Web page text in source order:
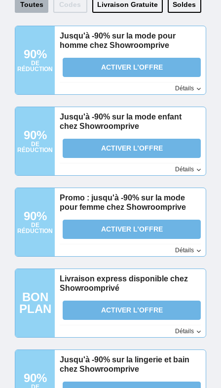
Toutes Codes Livraison Gratuite Soldes
90%
DE
RÉDUCTION
Jusqu'à -90% sur la mode pour
homme chez Showroomprive
ACTIVER L’OFFRE
Détails
90%
DE
RÉDUCTION
Jusqu'à -90% sur la mode enfant
chez Showroomprive
ACTIVER L’OFFRE
Détails
90%
DE
RÉDUCTION
Promo : jusqu'à -90% sur la mode
pour femme chez Showroomprive
ACTIVER L’OFFRE
Détails
BON
PLAN
Livraison express disponible chez
Showroomprivé
ACTIVER L’OFFRE
Détails
90%
Jusqu'à -90% sur la lingerie et bain
chez Showroomprive